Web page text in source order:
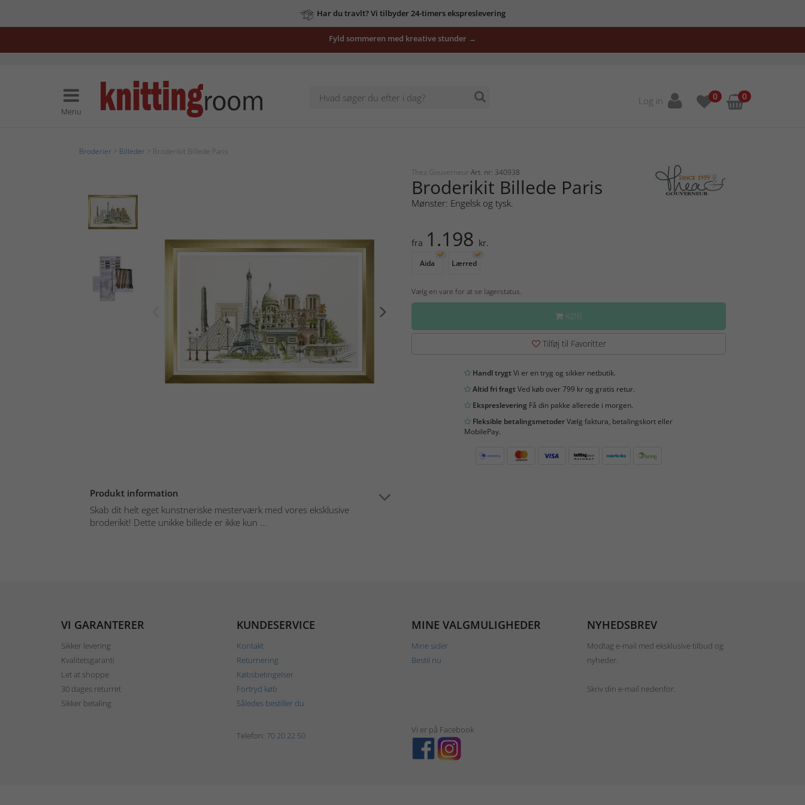
Har du travlt? Vi tilbyder 24-timers ekspreslevering
Fyld sommeren med kreative stunder →
Menu
Log in 0 0
Broderier Billeder > Broderikit Billede Paris
Produkt information
Skab dit helt eget kunstneriske mesterværk med vores eksklusive
broderikit! Dette unikke billede er ikke kun ...
Thea Gouverneur Art. nr: 340938
Broderikit Billede Paris
Mønster: Engelsk og tysk.
fra 1.198 kr.
Aida Lærred
Vælg en vare for at se lagerstatus.
KØB
Tilføj til Favoritter
Handl trygtVi er en tryg og sikker netbutik.
Altid fri fragtVed køb over 799 kr og gratis retur.
EkspresleveringFå din pakke allerede i morgen.
Fleksible betalingsmetoderVælg faktura, betalingskort eller
MobilePay.
VI GARANTERER
Sikker levering
Kvalitetsgaranti
Let at shoppe
30 dages returret
Sikker betaling
KUNDESERVICE
Kontakt
Returnering
Købsbetingelser
Fortryd køb
Således bestiller du
MINE VALGMULIGHEDER
Mine sider
Bestil nu
NYHEDSBREV
Modtag e-mail med eksklusive tilbud og
nyheder.
Skriv din e-mail nedenfor.
Telefon: 70 20 22 50
Vi er på Facebook